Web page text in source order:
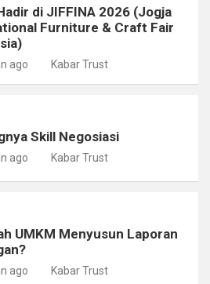
di JIFFINA 2026 (Jogja
Furniture & Craft Fair
ago Kabar Trust
Skill Negosiasi
ago Kabar Trust
UMKM Menyusun Laporan
ago Kabar Trust